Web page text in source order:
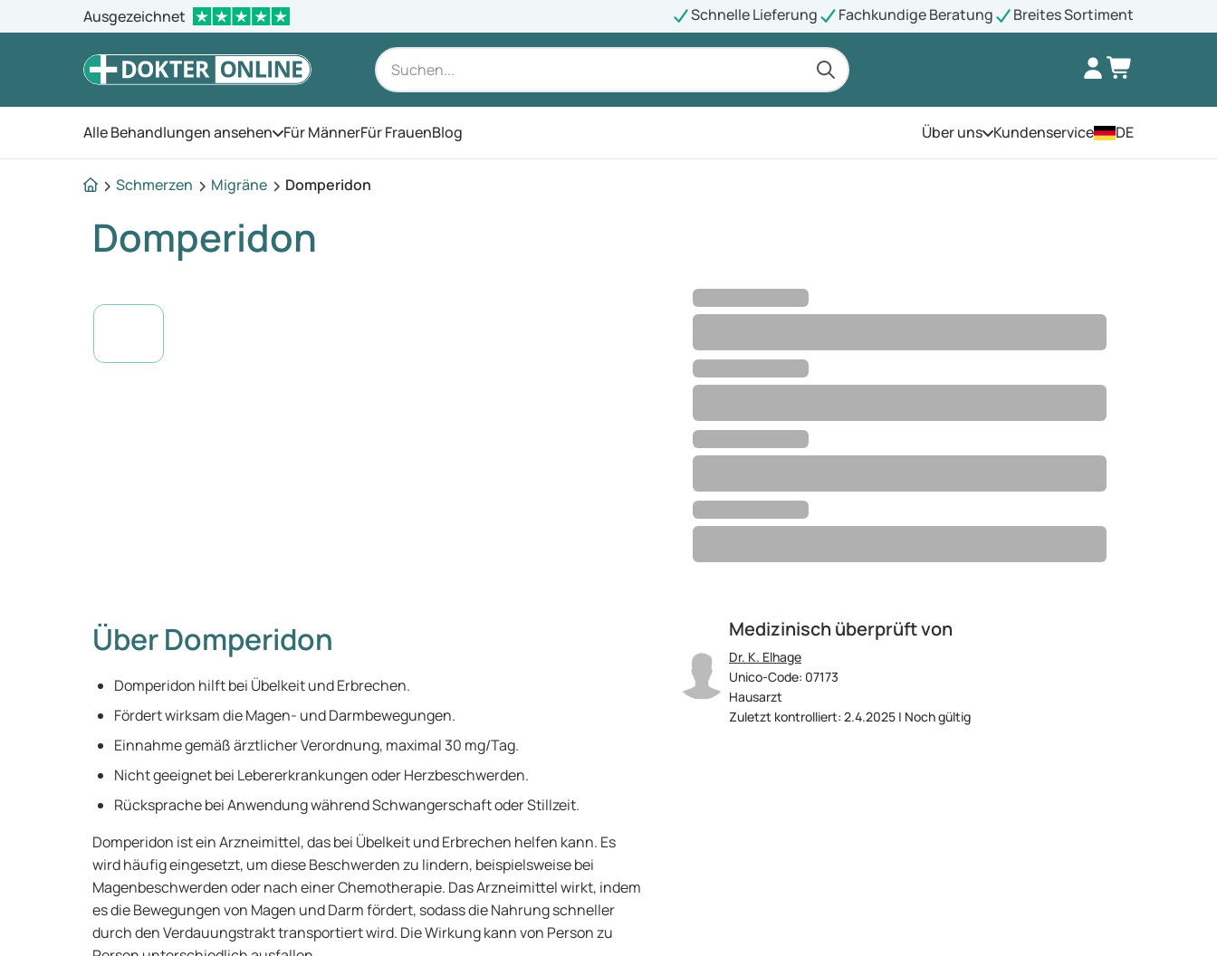
Ausgezeichnet Schnelle Lieferung Fachkundige Beratung Breites Sortiment
Alle Behandlungen ansehen Öffnen Sie das Menü
Für MännerFür FrauenBlog Über unsÖffnen Sie das Menü
Kundenservice DE
Schmerzen Migräne Domperidon
Domperidon
Medizinisch überprüft von
Dr. K. Elhage
Unico-Code: 07173
Hausarzt
Zuletzt kontrolliert: 2.4.2025 | Noch gültig
Über Domperidon
Domperidon hilft bei Übelkeit und Erbrechen.
Fördert wirksam die Magen- und Darmbewegungen.
Einnahme gemäß ärztlicher Verordnung, maximal 30 mg/Tag.
Nicht geeignet bei Lebererkrankungen oder Herzbeschwerden.
Rücksprache bei Anwendung während Schwangerschaft oder Stillzeit.
Domperidon ist ein Arzneimittel, das bei Übelkeit und Erbrechen helfen kann. Es
wird häufig eingesetzt, um diese Beschwerden zu lindern, beispielsweise bei
Magenbeschwerden oder nach einer Chemotherapie. Das Arzneimittel wirkt, indem
es die Bewegungen von Magen und Darm fördert, sodass die Nahrung schneller
durch den Verdauungstrakt transportiert wird. Die Wirkung kann von Person zu